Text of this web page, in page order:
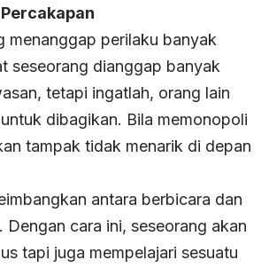
menanggap perilaku banyak
seseorang dianggap banyak
tetapi ingatlah, orang lain
dibagikan. Bila memonopoli
tampak tidak menarik di depan
antara berbicara dan
Dengan cara ini, seseorang akan
tapi juga mempelajari sesuatu